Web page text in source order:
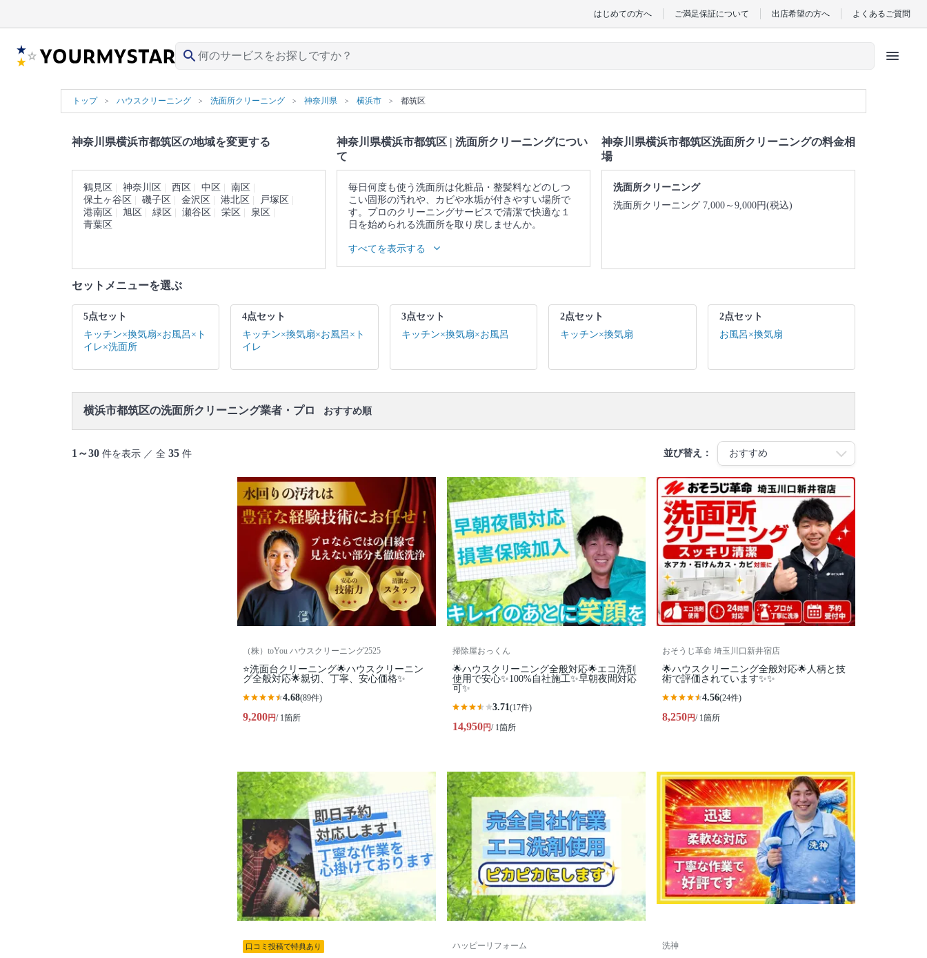
はじめての方へ ご満足保証について 出店希望の方へ よくあるご質問
search menu
トップ ハウスクリーニング 洗面所クリーニング 神奈川県 横浜市 都筑区
神奈川県横浜市都筑区の地域を変更する
鶴見区 神奈川区 西区 中区
南区
保土ヶ谷区
磯子区 金沢区 港北区
戸塚区
港南区
旭区 緑区 瀬谷区 栄区
泉区
青葉区
神奈川県横浜市都筑区 | 洗面所クリーニングについ
て
毎日何度も使う洗面所は化粧品・整髪料などのしつ
こい固形の汚れや、カビや水垢が付きやすい場所で
す。プロのクリーニングサービスで清潔で快適な１
日を始められる洗面所を取り戻しませんか。
▼表示価格に含まれる洗面所クリーニングの作業範
囲
口コミもご参照ください。
※本ページでは一部プロモーションを含む場合があ
ります。
すべてを表示する
神奈川県横浜市都筑区洗面所クリーニングの料金相
場
洗面所クリーニング
洗面所クリーニング 7,000～9,000円(税込)
セットメニューを選ぶ
5点セット
キッチン×換気扇×お風呂×ト
イレ×洗面所
4点セット
キッチン×換気扇×お風呂×ト
イレ
3点セット
キッチン×換気扇×お風呂
2点セット
キッチン×換気扇
2点セット
お風呂×換気扇
横浜市都筑区の洗面所クリーニング業者・プロ おすすめ順
1～30 件を表示 ／ 全 35 件 並び替え：
（株）toYou ハウスクリーニング2525
⭐️洗面台クリーニング🌟ハウスクリーニン
グ全般対応🌟親切、丁寧、安心価格✨
4.68(89件)
9,200円/ 1箇所
掃除屋おっくん
🌟ハウスクリーニング全般対応🌟エコ洗剤
使用で安心✨100%自社施工✨早朝夜間対応
可✨
3.71(17件)
14,950円/ 1箇所
おそうじ革命 埼玉川口新井宿店
🌟ハウスクリーニング全般対応🌟人柄と技
術で評価されています✨✨
4.56(24件)
8,250円/ 1箇所
口コミ投稿で特典あり ハッピーリフォーム 洗神